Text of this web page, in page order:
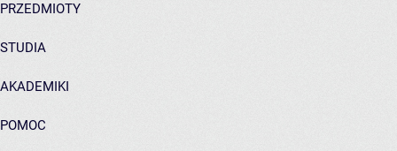
PRZEDMIOTY
STUDIA
AKADEMIKI
POMOC